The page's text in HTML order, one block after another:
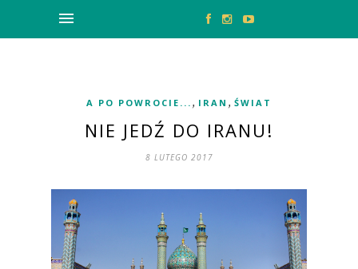
A PO POWROCIE... , IRAN , ŚWIAT
NIE JEDŹ DO IRANU!
8 LUTEGO 2017